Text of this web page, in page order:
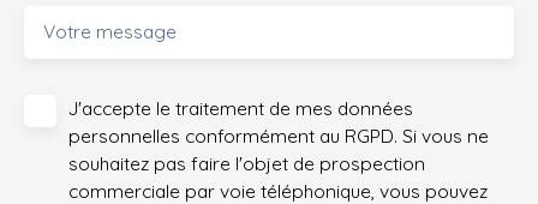
Votre message
J'accepte le traitement de mes données
personnelles conformément au RGPD. Si vous ne
souhaitez pas faire l'objet de prospection
commerciale par voie téléphonique, vous pouvez